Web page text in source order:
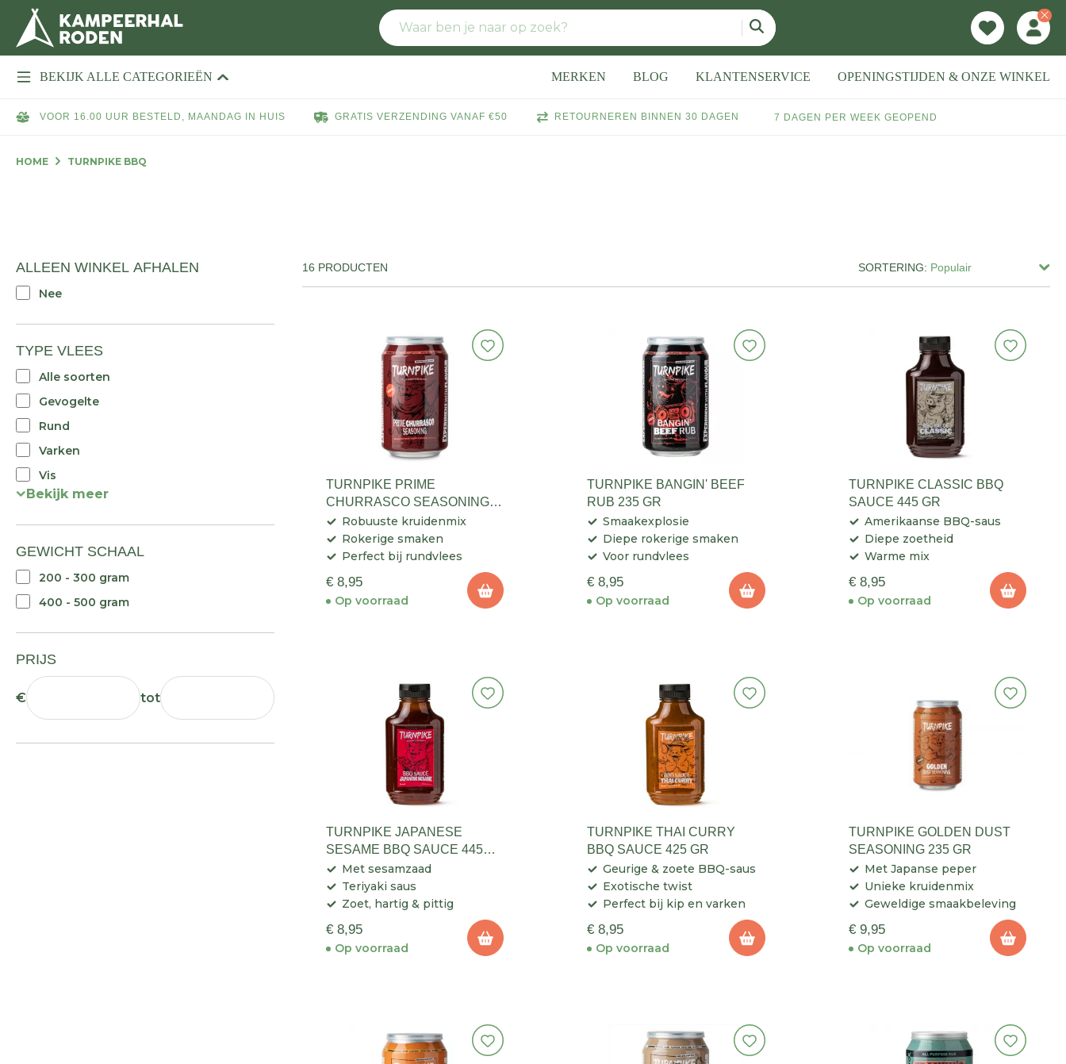
BEKIJK ALLE CATEGORIEËN MERKEN BLOG KLANTENSERVICE OPENINGSTIJDEN & ONZE WINKEL
VOOR 16.00 UUR BESTELD, MAANDAG IN HUIS GRATIS VERZENDING VANAF €50 RETOURNEREN BINNEN 30 DAGEN 7 DAGEN PER WEEK GEOPEND
HOME TURNPIKE BBQ
ALLEEN WINKEL AFHALEN
Nee
TYPE VLEES
Alle soorten
Gevogelte
Rund
Varken
Vis
Bekijk meer
GEWICHT SCHAAL
200 - 300 gram
400 - 500 gram
PRIJS
€ tot
16 PRODUCTEN SORTERING:
TURNPIKE PRIME
CHURRASCO SEASONING
235 GR
Robuuste kruidenmix
Rokerige smaken
Perfect bij rundvlees
€ 8,95
Op voorraad
TURNPIKE BANGIN' BEEF
RUB 235 GR
Smaakexplosie
Diepe rokerige smaken
Voor rundvlees
€ 8,95
Op voorraad
TURNPIKE CLASSIC BBQ
SAUCE 445 GR
Amerikaanse BBQ-saus
Diepe zoetheid
Warme mix
€ 8,95
Op voorraad
TURNPIKE JAPANESE
SESAME BBQ SAUCE 445
GRMet sesamzaad
Teriyaki saus
Zoet, hartig & pittig
€ 8,95
Op voorraad
TURNPIKE THAI CURRY
BBQ SAUCE 425 GR
Geurige & zoete BBQ-saus
Exotische twist
Perfect bij kip en varken
€ 8,95
Op voorraad
TURNPIKE GOLDEN DUST
SEASONING 235 GR
Met Japanse peper
Unieke kruidenmix
Geweldige smaakbeleving
€ 9,95
Op voorraad